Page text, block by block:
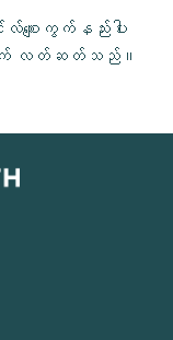
စျေးကွက်နည်းပါး
လတ်ဆတ်သည်။